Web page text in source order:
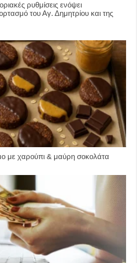
ρυθμίσεις ενόψει
του Αγ. Δημητρίου και της
με χαρούπι & μαύρη σοκολάτα